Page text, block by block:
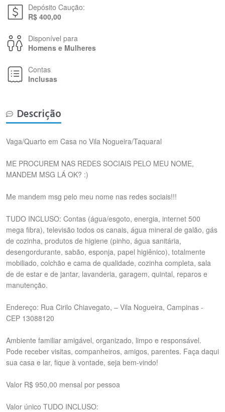
Depósito Caução:
R$ 400,00
Disponível para
Homens e Mulheres
Contas
Inclusas
Descrição
Vaga/Quarto em Casa no Vila Nogueira/Taquaral
ME PROCUREM NAS REDES SOCIAIS PELO MEU NOME,
MANDEM MSG LÁ OK? :)
Me mandem msg pelo meu nome nas redes sociais!!!
TUDO INCLUSO: Contas (água/esgoto, energia, internet 500
mega fibra), televisão todos os canais, água mineral de galão, gás
de cozinha, produtos de higiene (pinho, água sanitária,
desengordurante, sabão, esponja, papel higiênico), totalmente
mobiliado, colchão e cama de qualidade, cozinha completa, sala
de de estar e de jantar, lavanderia, garagem, quintal, reparos e
manutenção.
Endereço: Rua Cirilo Chiavegato, – Vila Nogueira, Campinas -
CEP 13088120
Ambiente familiar amigável, organizado, limpo e responsável.
Pode receber visitas, companheiros, amigos, parentes. Faça daqui
sua casa e lar, fique à vontade, seja bem-vindo!
Valor R$ 950,00 mensal por pessoa
Valor único TUDO INCLUSO: